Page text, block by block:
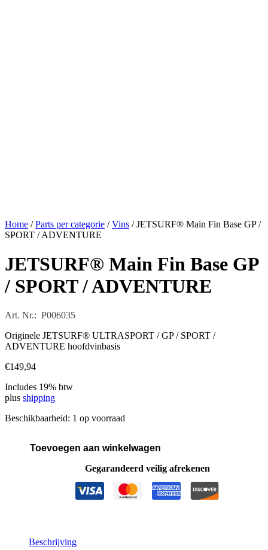
Home /Parts per categorie /Vins / JETSURF® Main Fin Base GP /
SPORT / ADVENTURE
JETSURF® Main Fin Base GP
/ SPORT / ADVENTURE
Art. Nr.: P006035
Originele JETSURF® ULTRASPORT / GP / SPORT /
ADVENTURE hoofdvinbasis
€149,94
Includes 19% btw
plus shipping
Beschikbaarheid: 1 op voorraad
ADVENTURE
Toevoegen aan winkelwagen
Gegarandeerd veilig afrekenen
Beschrijving